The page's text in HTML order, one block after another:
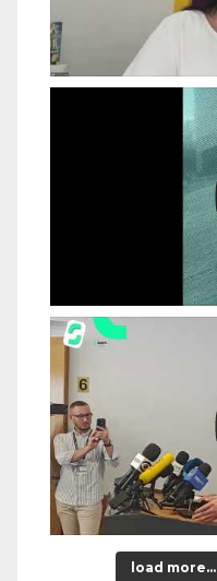
load more...